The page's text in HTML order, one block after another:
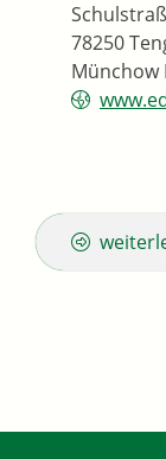
Münchow
78250